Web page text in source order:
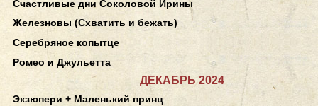
Счастливые дни Соколовой Ирины
Железновы (Схватить и бежать)
Серебряное копытце
Ромео и Джульетта
ДЕКАБРЬ 2024
Экзюпери + Маленький принц